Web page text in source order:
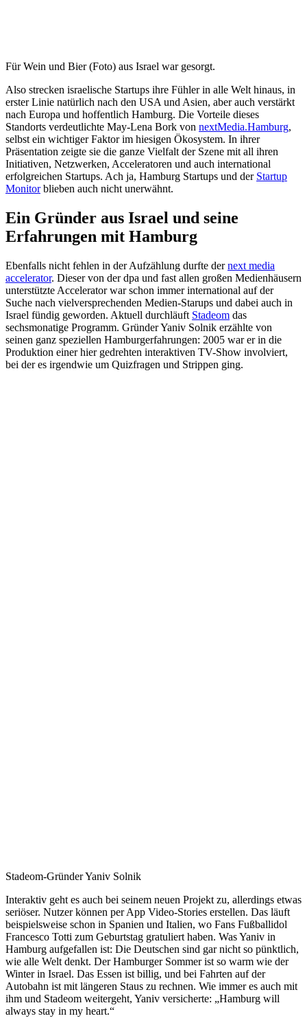
Für Wein und Bier (Foto) aus Israel war gesorgt.
Also strecken israelische Startups ihre Fühler in alle Welt hinaus, in
erster Linie natürlich nach den USA und Asien, aber auch verstärkt
nach Europa und hoffentlich Hamburg. Die Vorteile dieses
Standorts verdeutlichte May-Lena Bork von nextMedia.Hamburg,
selbst ein wichtiger Faktor im hiesigen Ökosystem. In ihrer
Präsentation zeigte sie die ganze Vielfalt der Szene mit all ihren
Initiativen, Netzwerken, Acceleratoren und auch international
erfolgreichen Startups. Ach ja, Hamburg Startups und der Startup
Monitorblieben auch nicht unerwähnt.
Ein Gründer aus Israel und seine
Erfahrungen mit Hamburg
Ebenfalls nicht fehlen in der Aufzählung durfte dernext media
accelerator. Dieser von der dpa und fast allen großen Medienhäusern
unterstützte Accelerator war schon immer international auf der
Suche nach vielversprechenden Medien-Starups und dabei auch in
Israel fündig geworden. Aktuell durchläuft Stadeom das
sechsmonatige Programm. GründerYaniv Solnik erzählte von
seinen ganz speziellen Hamburgerfahrungen: 2005 war er in die
Produktion einer hier gedrehten interaktiven TV-Show involviert,
bei der es irgendwie um Quizfragen und Strippen ging.
Stadeom-Gründer Yaniv Solnik
Interaktiv geht es auch bei seinem neuen Projekt zu, allerdings etwas
seriöser. Nutzer können per App Video-Stories erstellen. Das läuft
beispielsweise schon in Spanien und Italien, wo Fans Fußballidol
Francesco Totti zum Geburtstag gratuliert haben. Was Yaniv in
Hamburg aufgefallen ist: Die Deutschen sind gar nicht so pünktlich,
wie alle Welt denkt. Der Hamburger Sommer ist so warm wie der
Winter in Israel. Das Essen ist billig, und bei Fahrten auf der
Autobahn ist mit längeren Staus zu rechnen. Wie immer es auch mit
ihm und Stadeom weitergeht, Yaniv versicherte: „Hamburg will
always stay in my heart.“